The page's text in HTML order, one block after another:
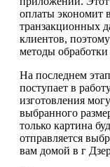
оплаты экономит
транзакционных
клиентов,
методы
На последнем
поступает в
изготовления
выбранного
только картина
отправляется
вам домой в г